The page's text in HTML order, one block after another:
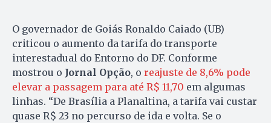
O governador de Goiás Ronaldo Caiado (UB)
criticou o aumento da tarifa do transporte
interestadual do Entorno do DF. Conforme
mostrou o Jornal Opção, o reajuste de 8,6% pode
elevar a passagem para até R$ 11,70 em algumas
linhas. “De Brasília a Planaltina, a tarifa vai custar
quase R$ 23 no percurso de ida e volta. Se o